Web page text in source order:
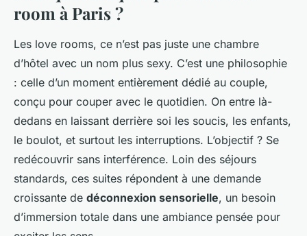
room à Paris ?
Les love rooms, ce n’est pas juste une chambre
d’hôtel avec un nom plus sexy. C’est une philosophie
: celle d’un moment entièrement dédié au couple,
conçu pour couper avec le quotidien. On entre là-
dedans en laissant derrière soi les soucis, les enfants,
le boulot, et surtout les interruptions. L’objectif ? Se
redécouvrir sans interférence. Loin des séjours
standards, ces suites répondent à une demande
croissante de déconnexion sensorielle, un besoin
d’immersion totale dans une ambiance pensée pour